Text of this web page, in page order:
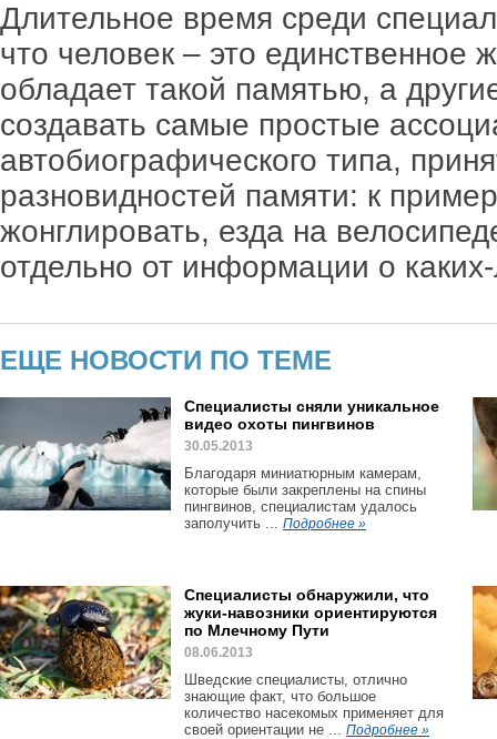
Длительное время среди
что человек – это единственное
обладает такой памятью, а
создавать самые простые
автобиографического типа,
разновидностей памяти: к
жонглировать, езда на
отдельно от информации о
ЕЩЕ НОВОСТИ ПО ТЕМЕ
Специалисты сняли уникальное
видео охоты пингвинов
30.05.2013
Благодаря миниатюрным камерам,
которые были закреплены на спины
пингвинов, специалистам удалось
заполучить ... Подробнее »
Специалисты обнаружили, что
жуки-навозники ориентируются
по Млечному Пути
08.06.2013
Шведские специалисты, отлично
знающие факт, что большое
количество насекомых применяет для
своей ориентации не ... Подробнее »